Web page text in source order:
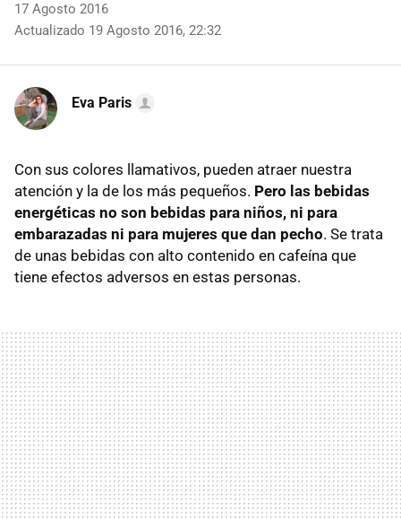
17 Agosto 2016
Actualizado 19 Agosto 2016, 22:32
Eva Paris
Con sus colores llamativos, pueden atraer nuestra
atención y la de los más pequeños. Pero las bebidas
energéticas no son bebidas para niños, ni para
embarazadas ni para mujeres que dan pecho. Se trata
de unas bebidas con alto contenido en cafeína que
tiene efectos adversos en estas personas.